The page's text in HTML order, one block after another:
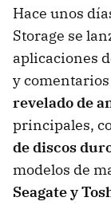
Hace unos
Storage se
aplicaciones
y
revelado de
principales,
de discos
modelos de
Seagate y